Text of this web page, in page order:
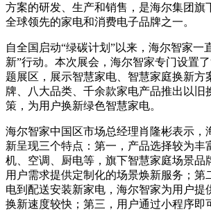
方案的研发、生产和销售，是海尔集团旗
全球领先的家电和消费电子品牌之一。
自全国启动“绿碳计划”以来，海尔智家一
新”行动。本次展会，海尔智家专门设置
题展区，展示智慧家电、智慧家庭换新方
牌、八大品类、千余款家电产品推出以旧
策，为用户换新绿色智慧家电。
海尔智家中国区市场总经理肖隆彬表示，
新呈现三个特点：第一，产品选择较为丰
机、空调、厨电等，旗下智慧家庭场景品
用户需求提供定制化的场景焕新服务；第
电到配送安装新家电，海尔智家为用户提
换新速度较快；第三，用户通过小程序即